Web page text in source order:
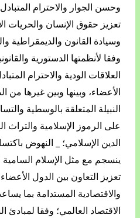
وحسن الجوار والاحترام
تعزيز حقوق الإنسان والحريات
وسيادة القانون والديمقراطية
وفقا لأنظمتها الدستورية
العلاقات الودية والاحترام
الأعضاء، وبينها وبين غيرها من
النبيلة المتعلقة بالوسطية
على الرموز الإسلامية
الدين الإسلامي؛ _ النهوض
ينسجم مع مثل الإسلام السامية
تعزيز التعاون بين الدول
والاقتصادية المستدامة بما
الاقتصاد العالمي؛ وفقا لمبادئ